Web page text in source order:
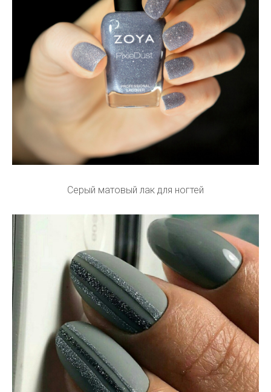
Серый матовый лак для ногтей